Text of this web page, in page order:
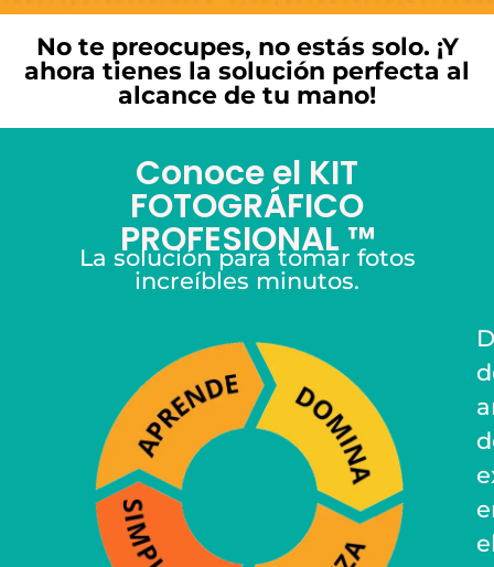
No te preocupes, no estás solo. ¡Y
ahora tienes la solución perfecta al
alcance de tu mano!
Conoce el KIT
FOTOGRÁFICO
PROFESIONAL ™
La solución para tomar fotos
increíbles minutos.